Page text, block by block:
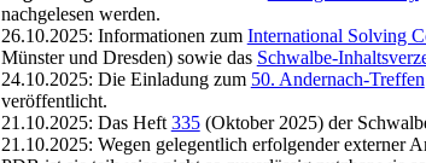
nachgelesen werden.
26.10.2025: Informationen zum International Solving
Münster und Dresden) sowie das Schwalbe-
24.10.2025: Die Einladung zum 50. Andernach-Treffen
veröffentlicht.
21.10.2025: Das Heft 335(Oktober 2025) der
21.10.2025: Wegen gelegentlich erfolgender externer